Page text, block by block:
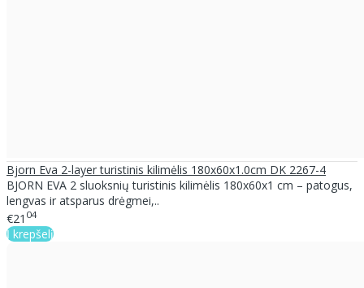
Bjorn Eva 2-layer turistinis kilimėlis 180x60x1.0cm DK 2267-4
BJORN EVA 2 sluoksnių turistinis kilimėlis 180x60x1 cm – patogus,
lengvas ir atsparus drėgmei,..
€21 04
Į krepšelį